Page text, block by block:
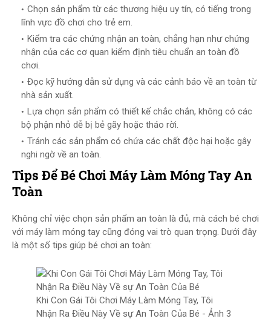
Chọn sản phẩm từ các thương hiệu uy tín, có tiếng trong
lĩnh vực đồ chơi cho trẻ em.
Kiểm tra các chứng nhận an toàn, chẳng hạn như chứng
nhận của các cơ quan kiểm định tiêu chuẩn an toàn đồ
chơi.
Đọc kỹ hướng dẫn sử dụng và các cảnh báo về an toàn từ
nhà sản xuất.
Lựa chọn sản phẩm có thiết kế chắc chắn, không có các
bộ phận nhỏ dễ bị bẻ gãy hoặc tháo rời.
Tránh các sản phẩm có chứa các chất độc hại hoặc gây
nghi ngờ về an toàn.
Tips Để Bé Chơi Máy Làm Móng Tay An
Toàn
Không chỉ việc chọn sản phẩm an toàn là đủ, mà cách bé chơi
với máy làm móng tay cũng đóng vai trò quan trọng. Dưới đây
là một số tips giúp bé chơi an toàn:
Khi Con Gái Tôi Chơi Máy Làm Móng Tay, Tôi
Nhận Ra Điều Này Về sự An Toàn Của Bé - Ảnh 3